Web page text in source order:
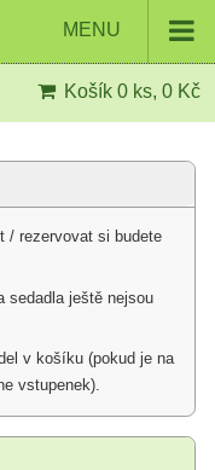
MENU
Košík 0 ks, 0 Kč
/ rezervovat si budete
sedadla ještě nejsou
v košíku (pokud je na
vstupenek).